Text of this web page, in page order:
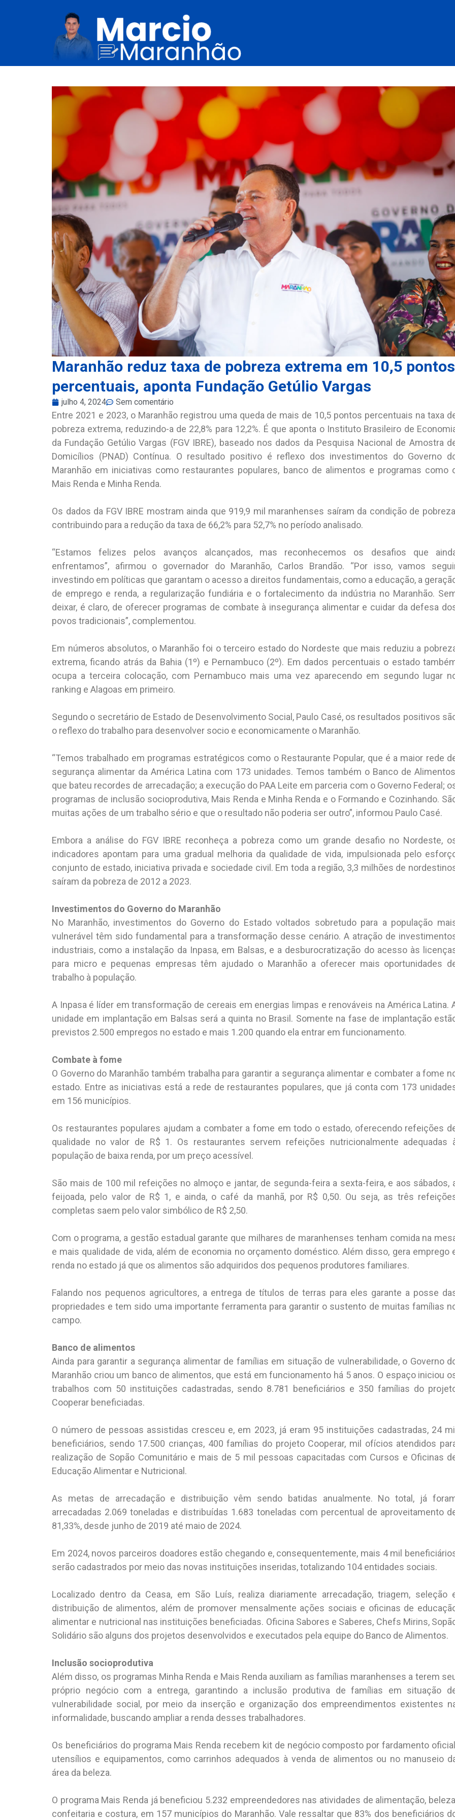
Maranhão reduz taxa de pobreza extrema em 10,5 pontos
percentuais, aponta Fundação Getúlio Vargas
julho 4, 2024 Sem comentário
Entre 2021 e 2023, o Maranhão registrou uma queda de mais de 10,5 pontos percentuais na taxa
pobreza extrema, reduzindo-a de 22,8% para 12,2%. É que aponta o Instituto Brasileiro de
da Fundação Getúlio Vargas (FGV IBRE), baseado nos dados da Pesquisa Nacional de Amostra
Domicílios (PNAD) Contínua. O resultado positivo é reflexo dos investimentos do Governo
Maranhão em iniciativas como restaurantes populares, banco de alimentos e programas como
Mais Renda e Minha Renda.
Os dados da FGV IBRE mostram ainda que 919,9 mil maranhenses saíram da condição de
contribuindo para a redução da taxa de 66,2% para 52,7% no período analisado.
“Estamos felizes pelos avanços alcançados, mas reconhecemos os desafios que
enfrentamos”, afirmou o governador do Maranhão, Carlos Brandão. “Por isso, vamos
investindo em políticas que garantam o acesso a direitos fundamentais, como a educação, a
de emprego e renda, a regularização fundiária e o fortalecimento da indústria no Maranhão.
deixar, é claro, de oferecer programas de combate à insegurança alimentar e cuidar da defesa
povos tradicionais”, complementou.
Em números absolutos, o Maranhão foi o terceiro estado do Nordeste que mais reduziu a
extrema, ficando atrás da Bahia (1º) e Pernambuco (2º). Em dados percentuais o estado
ocupa a terceira colocação, com Pernambuco mais uma vez aparecendo em segundo lugar
ranking e Alagoas em primeiro.
Segundo o secretário de Estado de Desenvolvimento Social, Paulo Casé, os resultados positivos
o reflexo do trabalho para desenvolver socio e economicamente o Maranhão.
“Temos trabalhado em programas estratégicos como o Restaurante Popular, que é a maior rede
segurança alimentar da América Latina com 173 unidades. Temos também o Banco de
que bateu recordes de arrecadação; a execução do PAA Leite em parceria com o Governo Federal;
programas de inclusão socioprodutiva, Mais Renda e Minha Renda e o Formando e Cozinhando.
muitas ações de um trabalho sério e que o resultado não poderia ser outro”, informou Paulo Casé.
Embora a análise do FGV IBRE reconheça a pobreza como um grande desafio no Nordeste,
indicadores apontam para uma gradual melhoria da qualidade de vida, impulsionada pelo
conjunto de estado, iniciativa privada e sociedade civil. Em toda a região, 3,3 milhões de
saíram da pobreza de 2012 a 2023.
Investimentos do Governo do Maranhão
No Maranhão, investimentos do Governo do Estado voltados sobretudo para a população
vulnerável têm sido fundamental para a transformação desse cenário. A atração de
industriais, como a instalação da Inpasa, em Balsas, e a desburocratização do acesso às
para micro e pequenas empresas têm ajudado o Maranhão a oferecer mais oportunidades
trabalho à população.
A Inpasa é líder em transformação de cereais em energias limpas e renováveis na América Latina.
unidade em implantação em Balsas será a quinta no Brasil. Somente na fase de implantação
previstos 2.500 empregos no estado e mais 1.200 quando ela entrar em funcionamento.
Combate à fome
O Governo do Maranhão também trabalha para garantir a segurança alimentar e combater a fome
estado. Entre as iniciativas está a rede de restaurantes populares, que já conta com 173
em 156 municípios.
Os restaurantes populares ajudam a combater a fome em todo o estado, oferecendo refeições
qualidade no valor de R$ 1. Os restaurantes servem refeições nutricionalmente adequadas
população de baixa renda, por um preço acessível.
São mais de 100 mil refeições no almoço e jantar, de segunda-feira a sexta-feira, e aos sábados,
feijoada, pelo valor de R$ 1, e ainda, o café da manhã, por R$ 0,50. Ou seja, as três
completas saem pelo valor simbólico de R$ 2,50.
Com o programa, a gestão estadual garante que milhares de maranhenses tenham comida na
e mais qualidade de vida, além de economia no orçamento doméstico. Além disso, gera emprego
renda no estado já que os alimentos são adquiridos dos pequenos produtores familiares.
Falando nos pequenos agricultores, a entrega de títulos de terras para eles garante a posse
propriedades e tem sido uma importante ferramenta para garantir o sustento de muitas famílias
campo.
Banco de alimentos
Ainda para garantir a segurança alimentar de famílias em situação de vulnerabilidade, o Governo
Maranhão criou um banco de alimentos, que está em funcionamento há 5 anos. O espaço iniciou
trabalhos com 50 instituições cadastradas, sendo 8.781 beneficiários e 350 famílias do
Cooperar beneficiadas.
O número de pessoas assistidas cresceu e, em 2023, já eram 95 instituições cadastradas, 24 mil
beneficiários, sendo 17.500 crianças, 400 famílias do projeto Cooperar, mil ofícios atendidos
realização de Sopão Comunitário e mais de 5 mil pessoas capacitadas com Cursos e Oficinas
Educação Alimentar e Nutricional.
As metas de arrecadação e distribuição vêm sendo batidas anualmente. No total, já
arrecadadas 2.069 toneladas e distribuídas 1.683 toneladas com percentual de aproveitamento
81,33%, desde junho de 2019 até maio de 2024.
Em 2024, novos parceiros doadores estão chegando e, consequentemente, mais 4 mil
serão cadastrados por meio das novas instituições inseridas, totalizando 104 entidades sociais.
Localizado dentro da Ceasa, em São Luís, realiza diariamente arrecadação, triagem, seleção
distribuição de alimentos, além de promover mensalmente ações sociais e oficinas de
alimentar e nutricional nas instituições beneficiadas. Oficina Sabores e Saberes, Chefs Mirins,
Solidário são alguns dos projetos desenvolvidos e executados pela equipe do Banco de Alimentos.
Inclusão socioprodutiva
Além disso, os programas Minha Renda e Mais Renda auxiliam as famílias maranhenses a terem
próprio negócio com a entrega, garantindo a inclusão produtiva de famílias em situação
vulnerabilidade social, por meio da inserção e organização dos empreendimentos existentes
informalidade, buscando ampliar a renda desses trabalhadores.
Os beneficiários do programa Mais Renda recebem kit de negócio composto por fardamento
utensílios e equipamentos, como carrinhos adequados à venda de alimentos ou no manuseio
área da beleza.
O programa Mais Renda já beneficiou 5.232 empreendedores nas atividades de alimentação,
confeitaria e costura, em 157 municípios do Maranhão. Vale ressaltar que 83% dos beneficiários